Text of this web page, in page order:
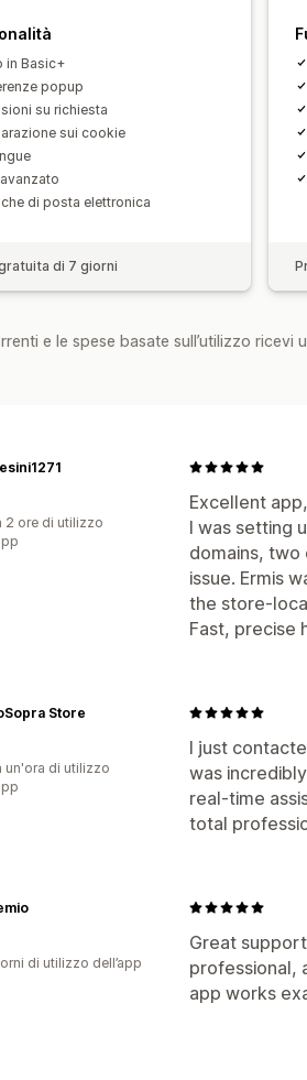
in Basic+
popup
su richiesta
sui cookie
di posta elettronica
di 7 giorni
e le spese basate sull’utilizzo ricevi
Excellent
I was setting
domains, two
issue. Ermis
the store-
Fast, precise
2 ore di utilizzo
I just
was
real-time
total
Store
un'ora di utilizzo
Great
professional,
app works
di utilizzo dell’app